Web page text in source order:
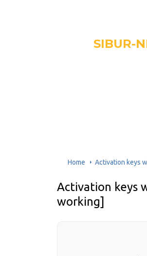
SIBUR-
Home Activation keys
Activation keys
working]